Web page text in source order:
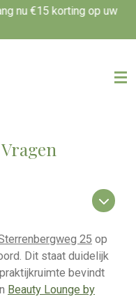
nu €15 korting op uw
25 op
Dit staat duidelijk
bevindt
Beauty Lounge by